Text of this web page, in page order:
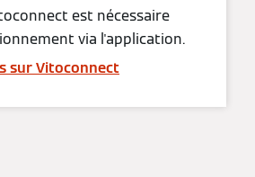
est nécessaire
via l'application.
sur Vitoconnect